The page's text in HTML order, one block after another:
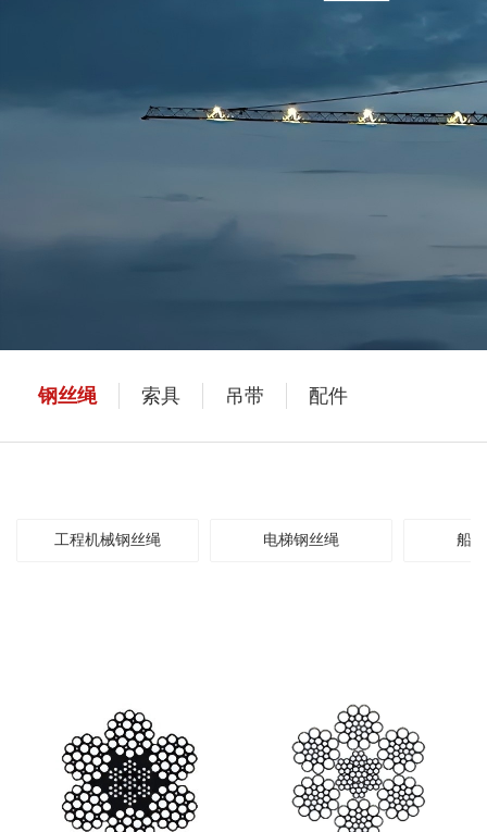
钢丝绳 索具 吊带 配件
工程机械钢丝绳 电梯钢丝绳 船